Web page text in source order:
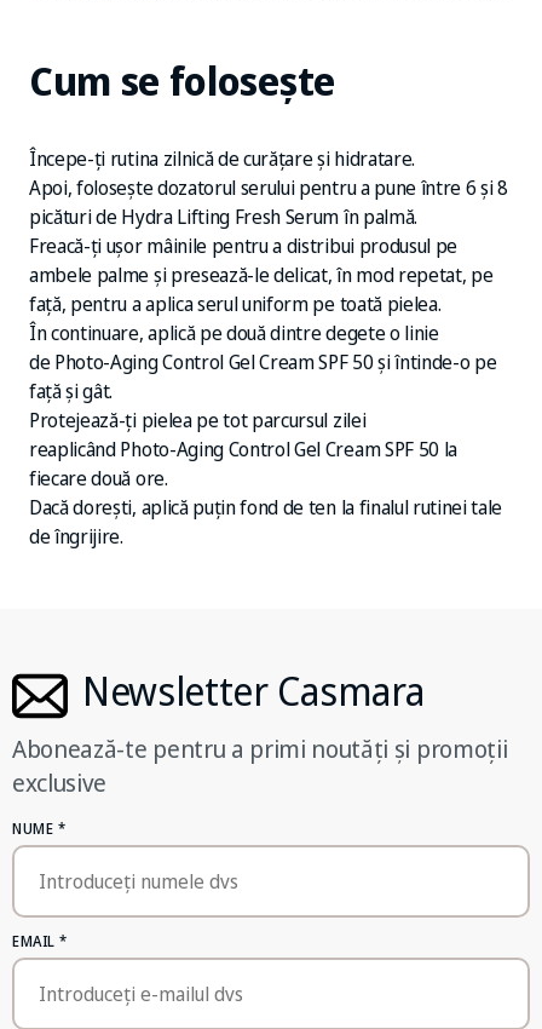
Cum se folosește
Începe-ți rutina zilnică de curățare și hidratare.
Apoi, folosește dozatorul serului pentru a pune între 6 și 8
picături de Hydra Lifting Fresh Serum în palmă.
Freacă-ți ușor mâinile pentru a distribui produsul pe
ambele palme și presează-le delicat, în mod repetat, pe
față, pentru a aplica serul uniform pe toată pielea.
În continuare, aplică pe două dintre degete o linie
de Photo-Aging Control Gel Cream SPF 50 și întinde-o pe
față și gât.
Protejează-ți pielea pe tot parcursul zilei
reaplicând Photo-Aging Control Gel Cream SPF 50 la
fiecare două ore.
Dacă dorești, aplică puțin fond de ten la finalul rutinei tale
de îngrijire.
Newsletter Casmara
Abonează-te pentru a primi noutăți și promoții
exclusive
NUME *
EMAIL *